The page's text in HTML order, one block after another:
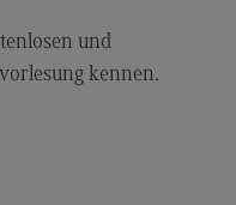
Arbeit
und
kennen.